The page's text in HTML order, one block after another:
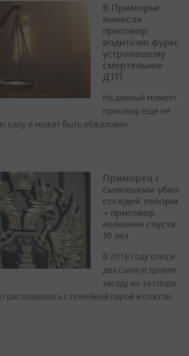
В Приморье
вынесли
приговор
водителю фуры,
устроившему
смертельное
ДТП
На данный момент
приговор еще не
силу и может быть обжалован
Приморец с
сыновьями убил
соседей топорм
– приговор
назначен спустя
10 лет
В 2016 году отец и
два сына устроили
засаду из‑за спора
расправились с семейной парой и сожгли